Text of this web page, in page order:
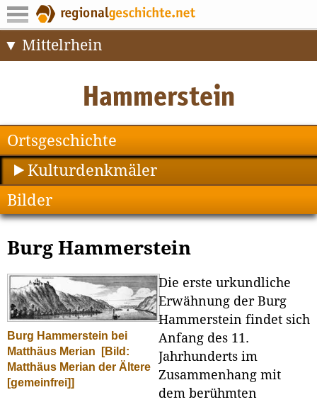
Mittelrhein
Ortsgeschichte
Kulturdenkmäler
Bilder
Burg Hammerstein
Burg Hammerstein bei
Matthäus Merian
[Bild:
Matthäus Merian der Ältere
[gemeinfrei]]
Die erste urkundliche
Erwähnung der Burg
Hammerstein findet sich
Anfang des 11.
Jahrhunderts im
Zusammenhang mit
dem berühmten